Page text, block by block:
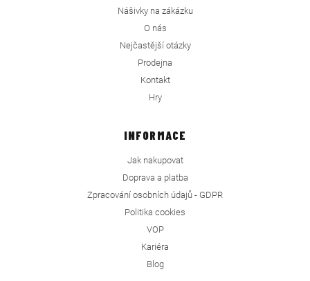
Nášivky na zákázku
O nás
Nejčastější otázky
Prodejna
Kontakt
Hry
INFORMACE
Jak nakupovat
Doprava a platba
Zpracování osobních údajů - GDPR
Politika cookies
VOP
Kariéra
Blog